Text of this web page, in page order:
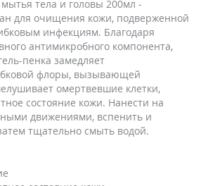
тела и головы 200мл -
для очищения кожи, подверженной
инфекциям. Благодаря
антимикробного компонента,
пенка замедляет
флоры, вызывающей
омертвевшие клетки,
состояние кожи. Нанести на
движениями, вспенить и
тщательно смыть водой.